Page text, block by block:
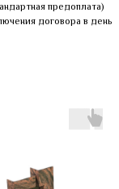
предоплата)
договора в день